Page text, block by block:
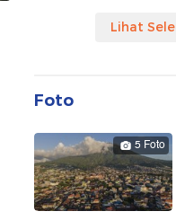
Lihat
Foto
5 Foto